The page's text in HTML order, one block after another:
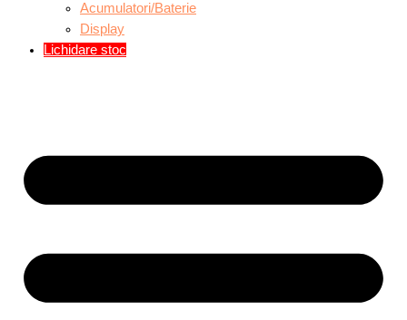
Acumulatori/Baterie
Display
Lichidare stoc